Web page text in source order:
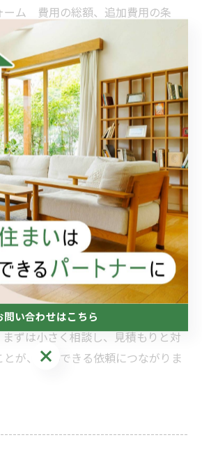
ーム 費用の総額、追加費用の条
やメールで残しておくと安心です。
えること
選ばれる理由を見極めるには、派手
が具体的か」「小さなお困りごとも
い相談ができるか」を見るのが現実
や頼れる便利屋を探すときは、次の3
い。
の写真
したいか
放置するとリフォーム 費用が増え
ずは小さく相談し、見積もりと対
が、納得できる依頼につながりま
問い合わせはこちら
問い合わせはこちら